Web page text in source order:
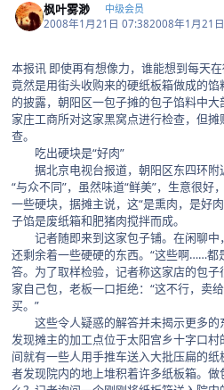
枫叶雾渺 中级会员
2008年1月21日 07:382008年1月21日
本报讯 即使再有想像力，谁能想到每天
竟然是用街头收购来的硬纸板箱做成的
的披露，朝阳区一包子摊的包子馅料中
家庄工商所对这家黑窝点进行检查，但
查。
吃出硬块是“好肉”
据北京电视台报道，朝阳区东四环附
“与众不同”，虽然味道“鲜美”，生意很好
一些硬块，据摊主说，这“是熏肉，是好
子馅是废纸箱和肥猪肉搅拌而成。
记者随即来到这家包子铺。在闲聊中
还剩余着一些硬硬的东西。“这些啊……都
答。为了取样检验，记者称这家店的包
家自己包，老板一口拒绝：“这不行，卖
买。”
这些令人疑惑的解答并未揭示更多的
发现摊主的加工点位于太阳宫乡十字口
间就有一些人用手推车送入大批压扁的
者发现院内的地上堆积着许多纸板箱。